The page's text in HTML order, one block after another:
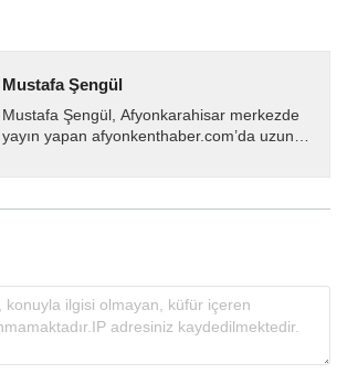
Mustafa Şengül
Mustafa Şengül, Afyonkarahisar merkezde
yayın yapan afyonkenthaber.com’da uzun
almakta, haber akışı...